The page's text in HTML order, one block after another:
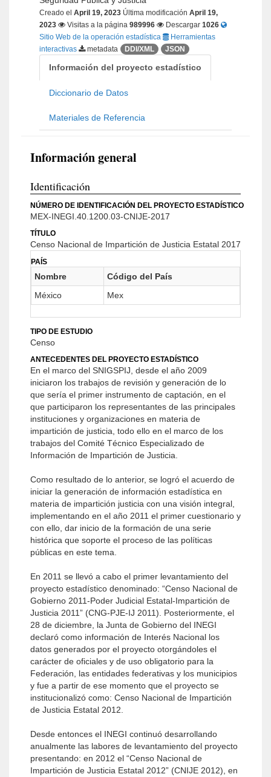
Creado el April 19, 2023 Última modificación April 19,
2023
Visitas a la página 989996 Descargar 1026
Sitio Web de la operación estadística
Herramientas
interactivas
metadata DDI/XML JSON
Información del proyecto estadístico
Diccionario de Datos
Materiales de Referencia
Información general
Identificación
NÚMERO DE IDENTIFICACIÓN DEL PROYECTO ESTADÍSTICO
MEX-INEGI.40.1200.03-CNIJE-2017
TÍTULO
Censo Nacional de Impartición de Justicia Estatal 2017
PAÍS
Nombre
Código del País
México
Mex
TIPO DE ESTUDIO
Censo
ANTECEDENTES DEL PROYECTO ESTADÍSTICO
En el marco del SNIGSPIJ, desde el año 2009
iniciaron los trabajos de revisión y generación de lo
que sería el primer instrumento de captación, en el
que participaron los representantes de las principales
instituciones y organizaciones en materia de
impartición de justicia, todo ello en el marco de los
trabajos del Comité Técnico Especializado de
Información de Impartición de Justicia.
Como resultado de lo anterior, se logró el acuerdo de
iniciar la generación de información estadística en
materia de impartición justicia con una visión integral,
implementando en el año 2011 el primer cuestionario y
con ello, dar inicio de la formación de una serie
histórica que soporte el proceso de las políticas
públicas en este tema.
En 2011 se llevó a cabo el primer levantamiento del
proyecto estadístico denominado: “Censo Nacional de
Gobierno 2011-Poder Judicial Estatal-Impartición de
Justicia 2011” (CNG-PJE-IJ 2011). Posteriormente, el
28 de diciembre, la Junta de Gobierno del INEGI
declaró como información de Interés Nacional los
datos generados por el proyecto otorgándoles el
carácter de oficiales y de uso obligatorio para la
Federación, las entidades federativas y los municipios
y fue a partir de ese momento que el proyecto se
institucionalizó como: Censo Nacional de Impartición
de Justicia Estatal 2012.
Desde entonces el INEGI continuó desarrollando
anualmente las labores de levantamiento del proyecto
presentando: en 2012 el “Censo Nacional de
Impartición de Justicia Estatal 2012” (CNIJE 2012), en